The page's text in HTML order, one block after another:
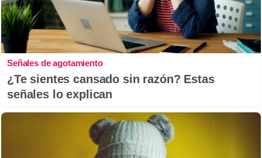
Señales de agotamiento
¿Te sientes cansado sin razón? Estas
señales lo explican